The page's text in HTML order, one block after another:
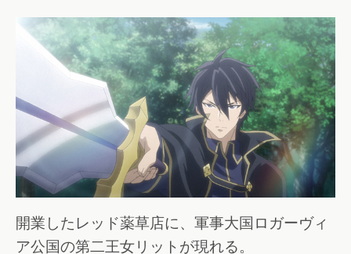
開業したレッド薬草店に、軍事大国ロガーヴィ
ア公国の第二王女リットが現れる。